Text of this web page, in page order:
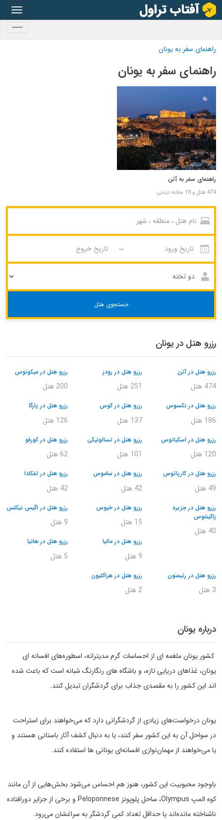
راهنمای سفر به یونان
راهنمای سفر به یونان
راهنمای سفر به آتن
474 هتل و 18 جاذبه دیدنی
جستجوی هتل
رزرو هتل در یونان
رزرو هتل در آتن
474 هتل
رزرو هتل در رودز
251 هتل
رزرو هتل در میکونوس
200 هتل
رزرو هتل در نکسوس
186 هتل
رزرو هتل در کوس
137 هتل
رزرو هتل در پارگا
126 هتل
رزرو هتل در اسکیاتوس
120 هتل
رزرو هتل در تسالونیکی
101 هتل
رزرو هتل در کورفو
62 هتل
رزرو هتل در کارپاتوس
49 هتل
رزرو هتل در ساموس
42 هتل
رزرو هتل در لفکادا
42 هتل
رزرو هتل در جزیره
زاکینتوس
40 هتل
رزرو هتل در خیوس
15 هتل
رزرو هتل در اگیس نیکلس
9 هتل
رزرو هتل در مالیا
9 هتل
رزرو هتل در هانیا
5 هتل
رزرو هتل در رتیمنون
3 هتل
رزرو هتل در هراکلیون
2 هتل
درباره یونان
کشور یونان ملغمه ای از احساسات گرم مدیترانه، اسطوره‌های افسانه ای
یونان، غذاهای دریایی تازه، و باشگاه های رنگارنگ شبانه است که باعث شده
اند این کشور را به مقصدی جذاب برای گردشگران تبدیل کنند.
یونان درخواست‌های زیادی از گردشگرانی دارد که می‌خواهند برای استراحت
در سواحل آن به این کشور سفر کنند، یا به دنبال کشف آثار باستانی هستند و
یا می‌خواهند از مهمان‌نوازی افسانه‌ای یونانی ها استفاده کنند.
باوجود محبوبیت این کشور، هنوز هم احساس می‌شود بخش‌هایی از آن مانند
کوه المپ Olympus، ساحل پلوپونز Peloponnese و برخی از جزایر دورافتاده
ناشناخته مانده‌اند یا حداقل تعداد کمی گردشگر به سراغشان می‌رود.